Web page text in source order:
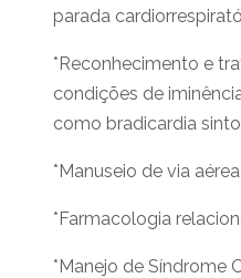
parada
*Reconhecimento e
condições de
como bradicardia
*Manuseio de via
*Farmacologia
*Manejo de Síndrome